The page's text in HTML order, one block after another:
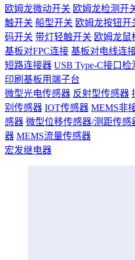
欧姆龙微动开关 欧姆龙检测开
触开关 船型开关 欧姆龙按钮开
码开关 带灯轻触开关 欧姆龙鼠
基板对FPC连接 基板对电线连
短路连接器 USB Type-C接口检
印刷基板用端子台
微型光电传感器 反射型传感器
别传感器 IOT传感器 MEMS非
感器 微型位移传感器/测距传感
器 MEMS流量传感器
宏发继电器